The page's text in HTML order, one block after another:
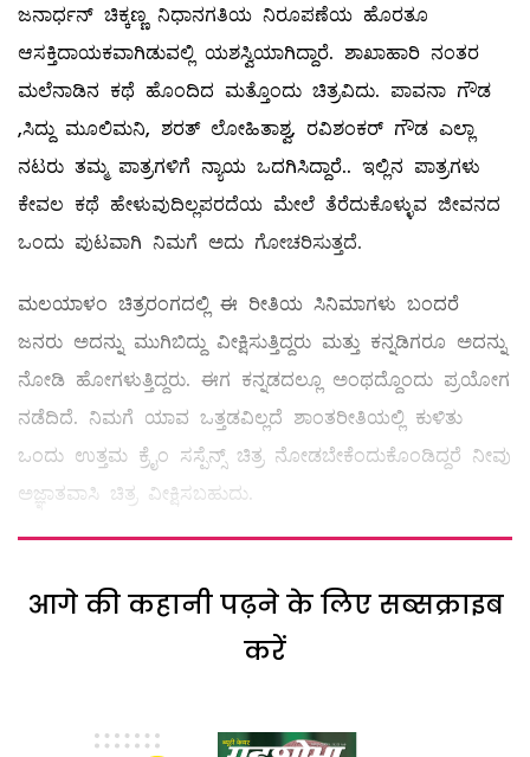
ಜನಾರ್ಧನ್ ಚಿಕ್ಕಣ್ಣ ನಿಧಾನಗತಿಯ ನಿರೂಪಣೆಯ ಹೊರತೂ
ಆಸಕ್ತಿದಾಯಕವಾಗಿಡುವಲ್ಲಿ ಯಶಸ್ವಿಯಾಗಿದ್ದಾರೆ. ಶಾಖಾಹಾರಿ ನಂತರ
ಮಲೆನಾಡಿನ ಕಥೆ ಹೊಂದಿದ ಮತ್ತೊಂದು ಚಿತ್ರವಿದು. ಪಾವನಾ ಗೌಡ
,ಸಿದ್ದು ಮೂಲಿಮನಿ, ಶರತ್ ಲೋಹಿತಾಶ್ವ, ರವಿಶಂಕರ್ ಗೌಡ ಎಲ್ಲಾ
ನಟರು ತಮ್ಮ ಪಾತ್ರಗಳಿಗೆ ನ್ಯಾಯ ಒದಗಿಸಿದ್ದಾರೆ.. ಇಲ್ಲಿನ ಪಾತ್ರಗಳು
ಕೇವಲ ಕಥೆ ಹೇಳುವುದಿಲ್ಲಪರದೆಯ ಮೇಲೆ ತೆರೆದುಕೊಳ್ಳುವ ಜೀವನದ
ಒಂದು ಪುಟವಾಗಿ ನಿಮಗೆ ಅದು ಗೋಚರಿಸುತ್ತದೆ.
ಮಲಯಾಳಂ ಚಿತ್ರರಂಗದಲ್ಲಿ ಈ ರೀತಿಯ ಸಿನಿಮಾಗಳು ಬಂದರೆ
ಜನರು ಅದನ್ನು ಮುಗಿಬಿದ್ದು ವೀಕ್ಷಿಸುತ್ತಿದ್ದರು ಮತ್ತು ಕನ್ನಡಿಗರೂ ಅದನ್ನು
ನೋಡಿ ಹೋಗಳುತ್ತಿದ್ದರು. ಈಗ ಕನ್ನಡದಲ್ಲೂ ಅಂಥದ್ದೊಂದು ಪ್ರಯೋಗ
ನಡೆದಿದೆ. ನಿಮಗೆ ಯಾವ ಒತ್ತಡವಿಲ್ಲದೆ ಶಾಂತರೀತಿಯಲ್ಲಿ ಕುಳಿತು
ಒಂದು ಉತ್ತಮ ಕ್ರೈಂ ಸಸ್ಪೆನ್ಸ್ ಚಿತ್ರ ನೋಡಬೇಕೆಂದುಕೊಂಡಿದ್ದರೆ ನೀವು
ಅಜ್ಞಾತವಾಸಿ ಚಿತ್ರ ವೀಕ್ಷಿಸಬಹುದು.
आगे की कहानी पढ़ने के लिए सब्सक्राइब
करें